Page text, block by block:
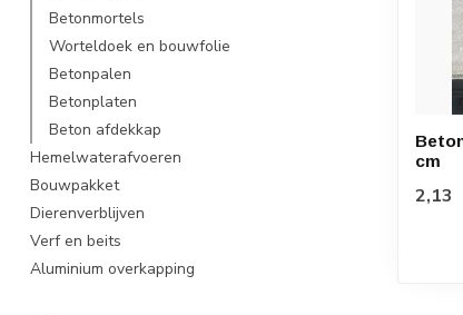
Betonmortels
Worteldoek en bouwfolie
Betonpalen
Betonplaten
Beton afdekkap
Hemelwaterafvoeren
Bouwpakket
Dierenverblijven
Verf en beits
Aluminium overkapping
cm
2,13